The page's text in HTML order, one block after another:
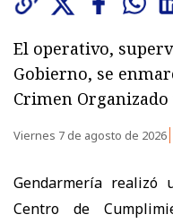
El operativo,
Gobierno, se
Crimen
Viernes 7 de agosto de 2026
Gendarmería realizó
Centro de